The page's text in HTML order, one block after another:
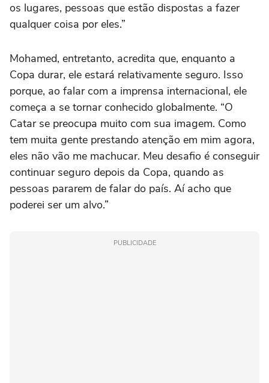
os lugares, pessoas que estão dispostas a fazer
qualquer coisa por eles.”
Mohamed, entretanto, acredita que, enquanto a
Copa durar, ele estará relativamente seguro. Isso
porque, ao falar com a imprensa internacional, ele
começa a se tornar conhecido globalmente. “O
Catar se preocupa muito com sua imagem. Como
tem muita gente prestando atenção em mim agora,
eles não vão me machucar. Meu desafio é conseguir
continuar seguro depois da Copa, quando as
pessoas pararem de falar do país. Aí acho que
poderei ser um alvo.”
PUBLICIDADE